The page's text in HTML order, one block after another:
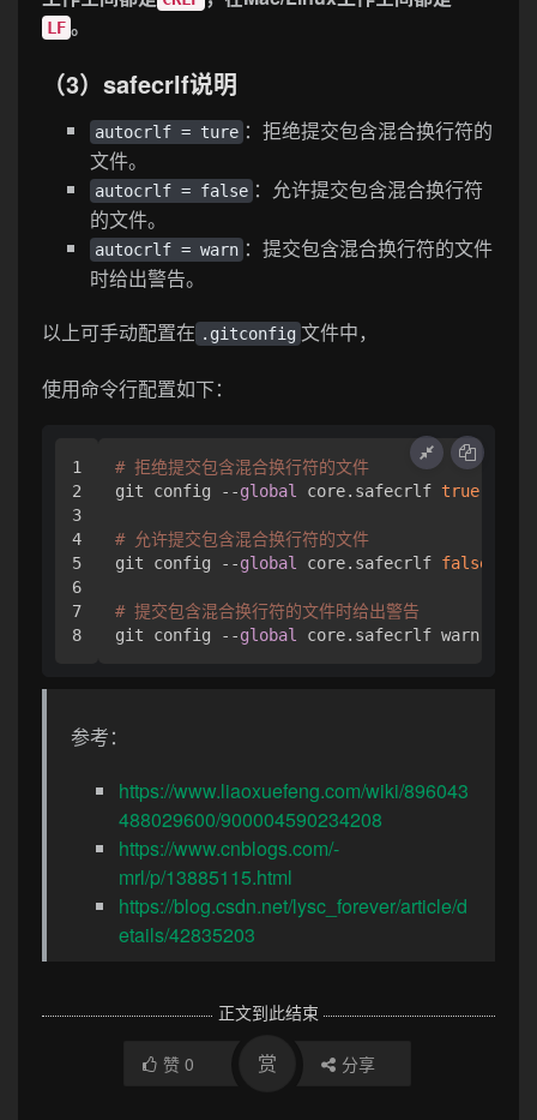
LF 。
（3）safecrlf说明
autocrlf = ture ：拒绝提交包含混合换行符的
文件。
autocrlf = false ：允许提交包含混合换行符
的文件。
autocrlf = warn ：提交包含混合换行符的文件
时给出警告。
以上可手动配置在 .gitconfig 文件中，
使用命令行配置如下：
1
2
3
4
5
6
7
# 拒绝提交包含混合换行符的文件
git config --global core.safecrlf true
# 允许提交包含混合换行符的文件
git config --global core.safecrlf false
# 提交包含混合换行符的文件时给出警告
git config --global core.safecrlf warn
参考：
https://www.liaoxuefeng.com/wiki/896043
488029600/900004590234208
https://www.cnblogs.com/-
mrl/p/13885115.html
https://blog.csdn.net/lysc_forever/article/d
etails/42835203
正文到此结束
赞 0 赏 分享